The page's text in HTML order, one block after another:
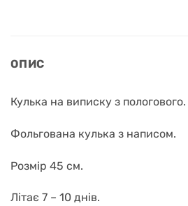
ОПИС
Кулька на виписку з пологового.
Фольгована кулька з написом.
Розмір 45 см.
Літає 7 – 10 днів.